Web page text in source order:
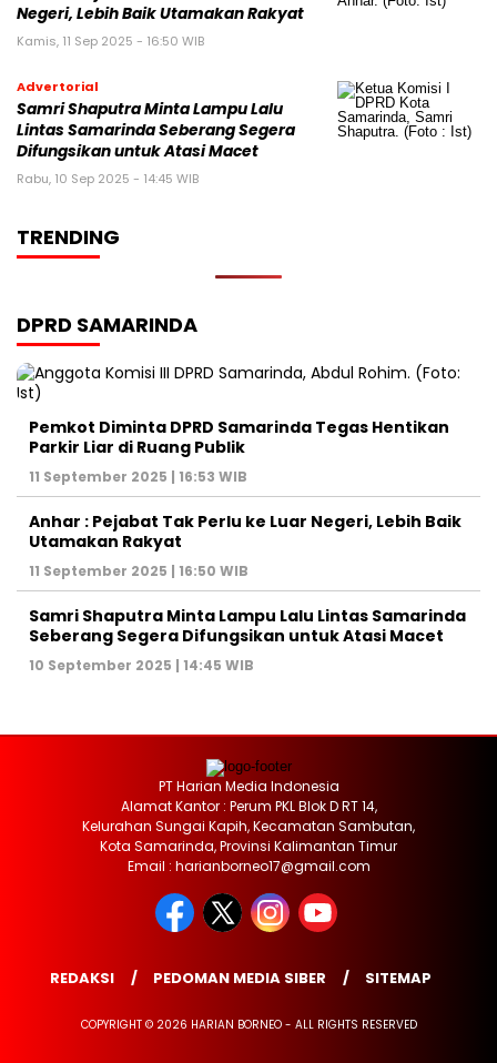
Negeri, Lebih Baik Utamakan Rakyat
Kamis, 11 Sep 2025 - 16:50 WIB
Advertorial
Samri Shaputra Minta Lampu Lalu
Lintas Samarinda Seberang Segera
Difungsikan untuk Atasi Macet
Rabu, 10 Sep 2025 - 14:45 WIB
TRENDING
DPRD SAMARINDA
Pemkot Diminta DPRD Samarinda Tegas Hentikan
Parkir Liar di Ruang Publik
11 September 2025 | 16:53 WIB
Anhar : Pejabat Tak Perlu ke Luar Negeri, Lebih Baik
Utamakan Rakyat
11 September 2025 | 16:50 WIB
Samri Shaputra Minta Lampu Lalu Lintas Samarinda
Seberang Segera Difungsikan untuk Atasi Macet
10 September 2025 | 14:45 WIB
PT Harian Media Indonesia
Alamat Kantor : Perum PKL Blok D RT 14,
Kelurahan Sungai Kapih, Kecamatan Sambutan,
Kota Samarinda, Provinsi Kalimantan Timur
Email : harianborneo17@gmail.com
REDAKSI PEDOMAN MEDIA SIBER SITEMAP
COPYRIGHT © 2026 HARIAN BORNEO - ALL RIGHTS RESERVED